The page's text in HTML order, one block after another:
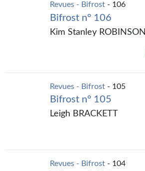
Revues - Bifrost - 106
Bifrost n° 106
Kim Stanley ROBINSON
Revues - Bifrost - 105
Bifrost n° 105
Leigh BRACKETT
Revues - Bifrost - 104